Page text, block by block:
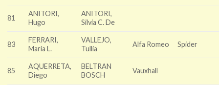
81
ANITORI,
Hugo
ANITORI,
Silvia C. De
83
FERRARI,
María L.
VALLEJO,
Tullia
Alfa Romeo Spider
85
AQUERRETA,
Diego
BELTRAN
BOSCH
Vauxhall